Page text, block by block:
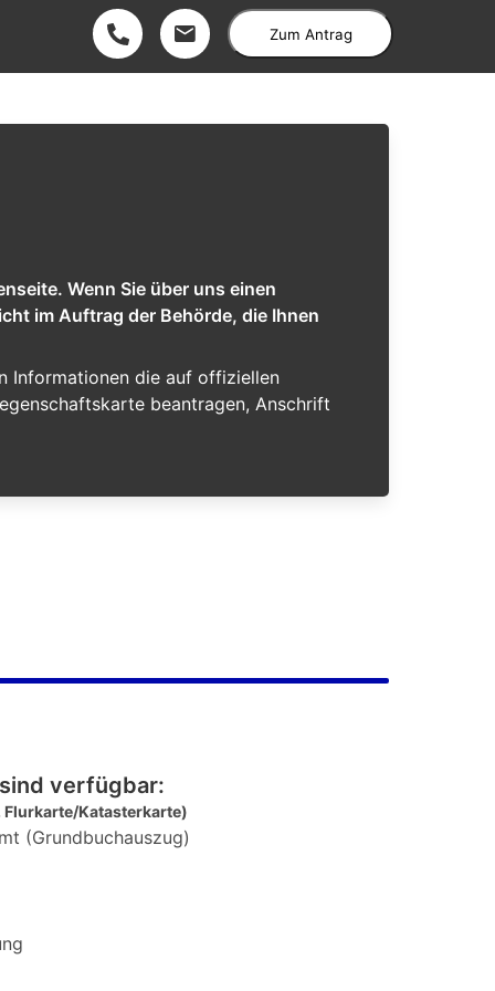
Zum Antrag
Wenn Sie über uns einen
im Auftrag der Behörde, die Ihnen
Informationen die auf offiziellen
beantragen, Anschrift
verfügbar:
Flurkarte/Katasterkarte)
(Grundbuchauszug)